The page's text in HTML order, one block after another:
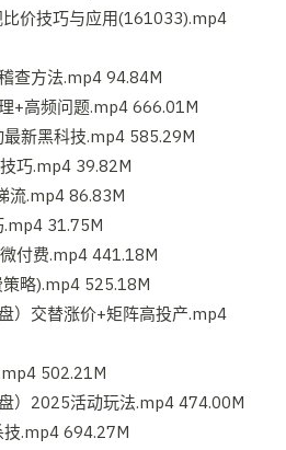
价技巧与应用(161033).mp4
查方法.mp4 94.84M
+高频问题.mp4 666.01M
新黑科技.mp4 585.29M
巧.mp4 39.82M
流.mp4 86.83M
31.75M
付费.mp4 441.18M
略).mp4 525.18M
）交替涨价+矩阵高投产.mp4
502.21M
）2025活动玩法.mp4 474.00M
.mp4 694.27M